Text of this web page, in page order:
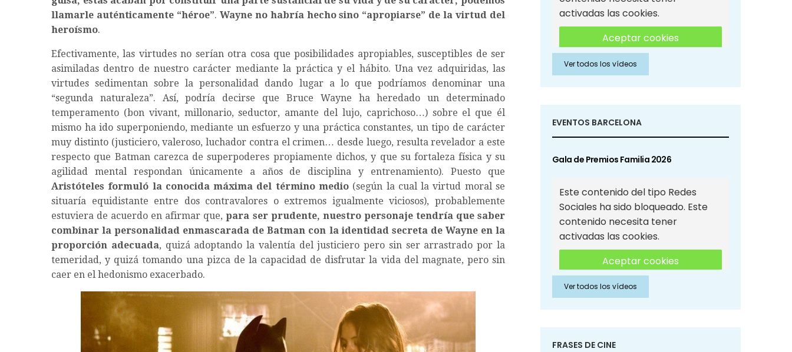
llamarle auténticamente “héroe”. Wayne no habría hecho sino “apropiarse” de la virtud del
heroísmo.
Efectivamente, las virtudes no serían otra cosa que posibilidades apropiables, susceptibles de ser
asimiladas dentro de nuestro carácter mediante la práctica y el hábito. Una vez adquiridas, las
virtudes sedimentan sobre la personalidad dando lugar a lo que podríamos denominar una
“segunda naturaleza”. Así, podría decirse que Bruce Wayne ha heredado un determinado
temperamento (bon vivant, millonario, seductor, amante del lujo, caprichoso…) sobre el que él
mismo ha ido superponiendo, mediante un esfuerzo y una práctica constantes, un tipo de carácter
muy distinto (justiciero, valeroso, luchador contra el crimen… desde luego, resulta revelador a este
respecto que Batman carezca de superpoderes propiamente dichos, y que su fortaleza física y su
agilidad mental respondan únicamente a años de disciplina y entrenamiento). Puesto que
Aristóteles formuló la conocida máxima del término medio (según la cual la virtud moral se
situaría equidistante entre dos contravalores o extremos igualmente viciosos), probablemente
estuviera de acuerdo en afirmar que,para ser prudente, nuestro personaje tendría que saber
combinar la personalidad enmascarada de Batman con la identidad secreta de Wayne en la
proporción adecuada, quizá adoptando la valentía del justiciero pero sin ser arrastrado por la
temeridad, y quizá tomando una pizca de la capacidad de disfrutar la vida del magnate, pero sin
caer en el hedonismo exacerbado.
activadas las cookies.
Aceptar cookies
Aceptar cookies de Redes
Sociales
Ver todos los vídeos
EVENTOS BARCELONA
Gala de Premios Familia 2026
Este contenido del tipo Redes
Sociales ha sido bloqueado. Este
contenido necesita tener
activadas las cookies.
Aceptar cookies
Aceptar cookies de Redes
Sociales
Ver todos los vídeos
FRASES DE CINE